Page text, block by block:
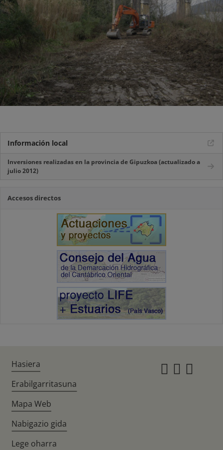
Información local
Inversiones realizadas en la provincia de Gipuzkoa (actualizado a
julio 2012)
Accesos directos
Hasiera
Erabilgarritasuna
Mapa Web
Nabigazio gida
Lege oharra